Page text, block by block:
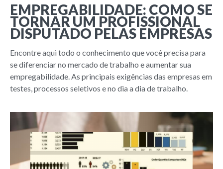
EMPREGABILIDADE: COMO SE
TORNAR UM PROFISSIONAL
DISPUTADO PELAS EMPRESAS
Encontre aqui todo o conhecimento que você precisa para
se diferenciar no mercado de trabalho e aumentar sua
empregabilidade. As principais exigências das empresas em
testes, processos seletivos e no dia a dia de trabalho.